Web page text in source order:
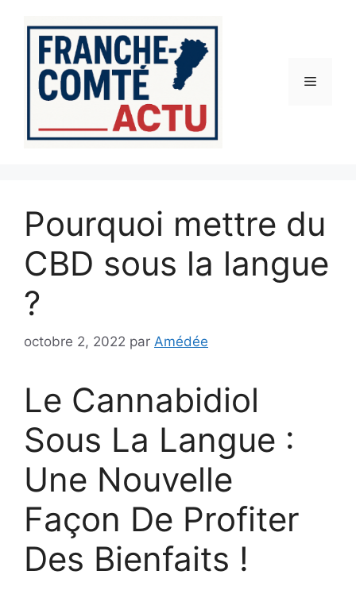
contenu
Menu
Pourquoi mettre du
CBD sous la langue
?
octobre 2, 2022 par Amédée
Le Cannabidiol
Sous La Langue :
Une Nouvelle
Façon De Profiter
Des Bienfaits !